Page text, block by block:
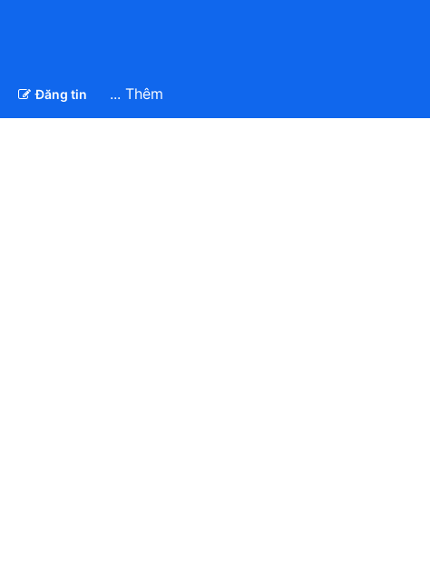
Đăng tin ... Thêm